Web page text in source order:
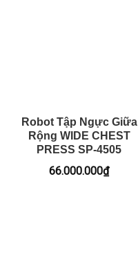
Robot Tập Ngực Giữa
Rộng WIDE CHEST
PRESS SP-4505
66.000.000₫